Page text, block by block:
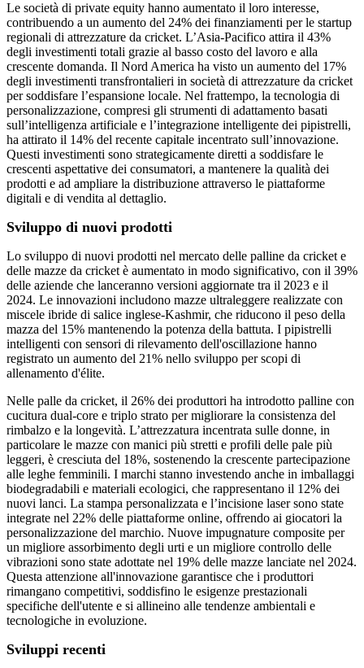
Le società di private equity hanno aumentato il loro interesse,
contribuendo a un aumento del 24% dei finanziamenti per le startup
regionali di attrezzature da cricket. L’Asia-Pacifico attira il 43%
degli investimenti totali grazie al basso costo del lavoro e alla
crescente domanda. Il Nord America ha visto un aumento del 17%
degli investimenti transfrontalieri in società di attrezzature da cricket
per soddisfare l’espansione locale. Nel frattempo, la tecnologia di
personalizzazione, compresi gli strumenti di adattamento basati
sull’intelligenza artificiale e l’integrazione intelligente dei pipistrelli,
ha attirato il 14% del recente capitale incentrato sull’innovazione.
Questi investimenti sono strategicamente diretti a soddisfare le
crescenti aspettative dei consumatori, a mantenere la qualità dei
prodotti e ad ampliare la distribuzione attraverso le piattaforme
digitali e di vendita al dettaglio.
Sviluppo di nuovi prodotti
Lo sviluppo di nuovi prodotti nel mercato delle palline da cricket e
delle mazze da cricket è aumentato in modo significativo, con il 39%
delle aziende che lanceranno versioni aggiornate tra il 2023 e il
2024. Le innovazioni includono mazze ultraleggere realizzate con
miscele ibride di salice inglese-Kashmir, che riducono il peso della
mazza del 15% mantenendo la potenza della battuta. I pipistrelli
intelligenti con sensori di rilevamento dell'oscillazione hanno
registrato un aumento del 21% nello sviluppo per scopi di
allenamento d'élite.
Nelle palle da cricket, il 26% dei produttori ha introdotto palline con
cucitura dual-core e triplo strato per migliorare la consistenza del
rimbalzo e la longevità. L’attrezzatura incentrata sulle donne, in
particolare le mazze con manici più stretti e profili delle pale più
leggeri, è cresciuta del 18%, sostenendo la crescente partecipazione
alle leghe femminili. I marchi stanno investendo anche in imballaggi
biodegradabili e materiali ecologici, che rappresentano il 12% dei
nuovi lanci. La stampa personalizzata e l’incisione laser sono state
integrate nel 22% delle piattaforme online, offrendo ai giocatori la
personalizzazione del marchio. Nuove impugnature composite per
un migliore assorbimento degli urti e un migliore controllo delle
vibrazioni sono state adottate nel 19% delle mazze lanciate nel 2024.
Questa attenzione all'innovazione garantisce che i produttori
rimangano competitivi, soddisfino le esigenze prestazionali
specifiche dell'utente e si allineino alle tendenze ambientali e
tecnologiche in evoluzione.
Sviluppi recenti